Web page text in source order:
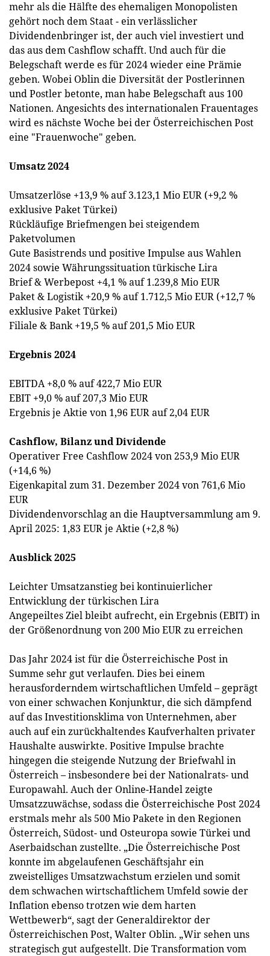
mehr als die Hälfte des ehemaligen Monopolisten
gehört noch dem Staat - ein verlässlicher
Dividendenbringer ist, der auch viel investiert und
das aus dem Cashflow schafft. Und auch für die
Belegschaft werde es für 2024 wieder eine Prämie
geben. Wobei Oblin die Diversität der Postlerinnen
und Postler betonte, man habe Belegschaft aus 100
Nationen. Angesichts des internationalen Frauentages
wird es nächste Woche bei der Österreichischen Post
eine "Frauenwoche" geben.
Umsatz 2024
Umsatzerlöse +13,9 % auf 3.123,1 Mio EUR (+9,2 %
exklusive Paket Türkei)
Rückläufige Briefmengen bei steigendem
Paketvolumen
Gute Basistrends und positive Impulse aus Wahlen
2024 sowie Währungssituation türkische Lira
Brief & Werbepost +4,1 % auf 1.239,8 Mio EUR
Paket & Logistik +20,9 % auf 1.712,5 Mio EUR (+12,7 %
exklusive Paket Türkei)
Filiale & Bank +19,5 % auf 201,5 Mio EUR
Ergebnis 2024
EBITDA +8,0 % auf 422,7 Mio EUR
EBIT +9,0 % auf 207,3 Mio EUR
Ergebnis je Aktie von 1,96 EUR auf 2,04 EUR
Cashflow, Bilanz und Dividende
Operativer Free Cashflow 2024 von 253,9 Mio EUR
(+14,6 %)
Eigenkapital zum 31. Dezember 2024 von 761,6 Mio
EUR
Dividendenvorschlag an die Hauptversammlung am 9.
April 2025: 1,83 EUR je Aktie (+2,8 %)
Ausblick 2025
Leichter Umsatzanstieg bei kontinuierlicher
Entwicklung der türkischen Lira
Angepeiltes Ziel bleibt aufrecht, ein Ergebnis (EBIT) in
der Größenordnung von 200 Mio EUR zu erreichen
Das Jahr 2024 ist für die Österreichische Post in
Summe sehr gut verlaufen. Dies bei einem
herausforderndem wirtschaftlichen Umfeld – geprägt
von einer schwachen Konjunktur, die sich dämpfend
auf das Investitionsklima von Unternehmen, aber
auch auf ein zurückhaltendes Kaufverhalten privater
Haushalte auswirkte. Positive Impulse brachte
hingegen die steigende Nutzung der Briefwahl in
Österreich – insbesondere bei der Nationalrats- und
Europawahl. Auch der Online-Handel zeigte
Umsatzzuwächse, sodass die Österreichische Post 2024
erstmals mehr als 500 Mio Pakete in den Regionen
Österreich, Südost- und Osteuropa sowie Türkei und
Aserbaidschan zustellte. „Die Österreichische Post
konnte im abgelaufenen Geschäftsjahr ein
zweistelliges Umsatzwachstum erzielen und somit
dem schwachen wirtschaftlichem Umfeld sowie der
Inflation ebenso trotzen wie dem harten
Wettbewerb“, sagt der Generaldirektor der
Österreichischen Post, Walter Oblin. „Wir sehen uns
strategisch gut aufgestellt. Die Transformation vom